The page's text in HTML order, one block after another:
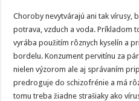
Choroby nevytvárajú ani tak vírusy,
potrava, vzduch a voda. Príkladom
vyrába použitím rôznych kyselín a
bordelu. Konzument pervitínu za
nielen výzorom ale aj správaním
predroguje do schizofrénie a má
tomu treba žiadne strašiaky ako